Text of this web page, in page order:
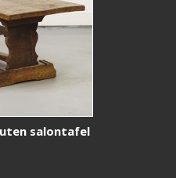
salontafel